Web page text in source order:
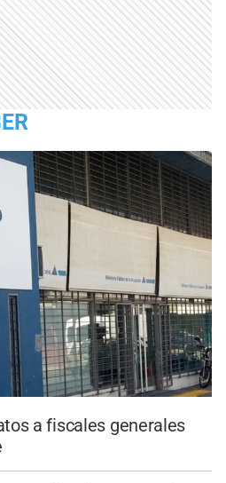
a fiscales generales